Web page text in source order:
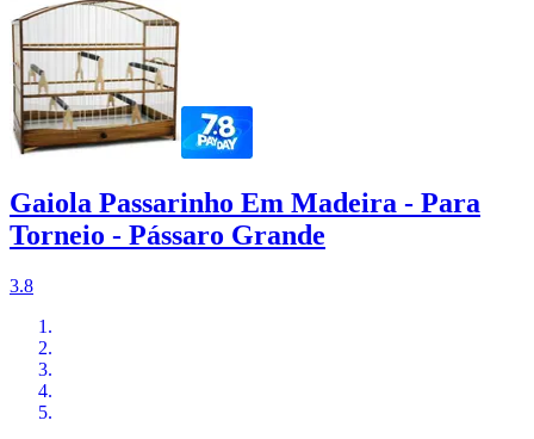
Gaiola Passarinho Em Madeira - Para
Torneio - Pássaro Grande
3.8